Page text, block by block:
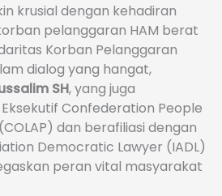
krusial dengan kehadiran
pelanggaran HAM berat
Korban Pelanggaran
dialog yang hangat,
SH, yang juga
Confederation People
dan berafiliasi dengan
Democratic Lawyer (IADL)
peran vital masyarakat